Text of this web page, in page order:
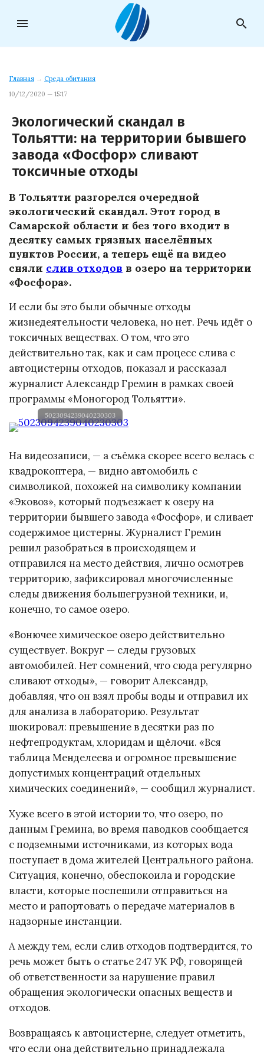
menu search
Главная → Среда обитания
10/12/2020 — 15:17
Экологический скандал в
Тольятти: на территории бывшего
завода «Фосфор» сливают
токсичные отходы
В Тольятти разгорелся очередной
экологический скандал. Этот город в
Самарской области и без того входит в
десятку самых грязных населённых
пунктов России, а теперь ещё на видео
сняли слив отходов в озеро на территории
«Фосфора».
И если бы это были обычные отходы
жизнедеятельности человека, но нет. Речь идёт о
токсичных веществах. О том, что это
действительно так, как и сам процесс слива с
автоцистерны отходов, показал и рассказал
журналист Александр Гремин в рамках своей
программы «Моногород Тольятти».
5023094239040230303
На видеозаписи, — а съёмка скорее всего велась с
квадрокоптера, — видно автомобиль с
символикой, похожей на символику компании
«Эковоз», который подъезжает к озеру на
территории бывшего завода «Фосфор», и сливает
содержимое цистерны. Журналист Гремин
решил разобраться в происходящем и
отправился на место действия, лично осмотрев
территорию, зафиксировал многочисленные
следы движения большегрузной техники, и,
конечно, то самое озеро.
«Вонючее химическое озеро действительно
существует. Вокруг — следы грузовых
автомобилей. Нет сомнений, что сюда регулярно
сливают отходы», — говорит Александр,
добавляя, что он взял пробы воды и отправил их
для анализа в лабораторию. Результат
шокировал: превышение в десятки раз по
нефтепродуктам, хлоридам и щёлочи. «Вся
таблица Менделеева и огромное превышение
допустимых концентраций отдельных
химических соединений», — сообщил журналист.
Хуже всего в этой истории то, что озеро, по
данным Гремина, во время паводков сообщается
с подземными источниками, из которых вода
поступает в дома жителей Центрального района.
Ситуация, конечно, обеспокоила и городские
власти, которые поспешили отправиться на
место и рапортовать о передаче материалов в
надзорные инстанции.
А между тем, если слив отходов подтвердится, то
речь может быть о статье 247 УК РФ, говорящей
об ответственности за нарушение правил
обращения экологически опасных веществ и
отходов.
Возвращаясь к автоцистерне, следует отметить,
что если она действительно принадлежала